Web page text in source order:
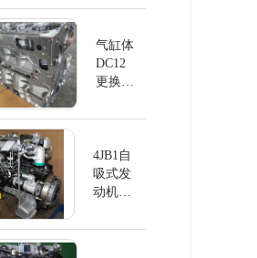
DC13
气缸体
DC12
更换斯
4JB1自
吸式发
动机
EUI排